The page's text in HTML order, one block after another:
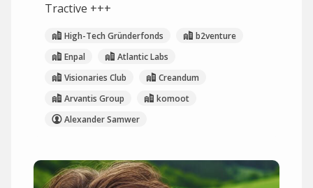
Tractive +++
High-Tech Gründerfonds
b2venture
Enpal
Atlantic Labs
Visionaries Club
Creandum
Arvantis Group
komoot
Alexander Samwer